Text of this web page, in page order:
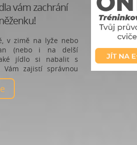
vám zachrání
v zimě na lyže nebo
(nebo i na delší
jídlo si nabalit s
zajistí správnou